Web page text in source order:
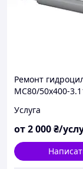
Ремонт
МС80/50х400-
Услуга
от2 000₴/